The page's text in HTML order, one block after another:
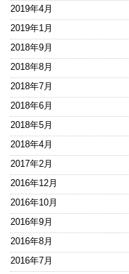
2019年4月
2019年1月
2018年9月
2018年8月
2018年7月
2018年6月
2018年5月
2018年4月
2017年2月
2016年12月
2016年10月
2016年9月
2016年8月
2016年7月